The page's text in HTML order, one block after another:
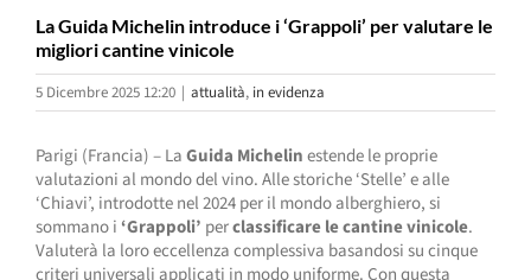
La Guida Michelin introduce i ‘Grappoli’ per valutare le
migliori cantine vinicole
5 Dicembre 2025 12:20 | attualità, in evidenza
Parigi (Francia) – LaGuida Michelinestende le proprie
valutazioni al mondo del vino. Alle storiche ‘Stelle’ e alle
‘Chiavi’, introdotte nel 2024 per il mondo alberghiero, si
sommano i ‘Grappoli’ perclassificare le cantine vinicole.
Valuterà la loro eccellenza complessiva basandosi su cinque